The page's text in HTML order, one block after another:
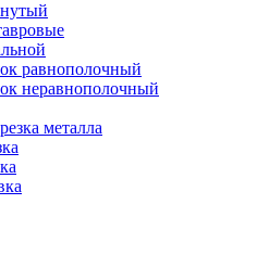
равнополочный
неравнополочный
металла